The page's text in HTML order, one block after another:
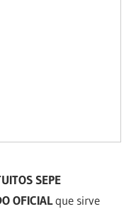
SEPE
OFICIALque sirve